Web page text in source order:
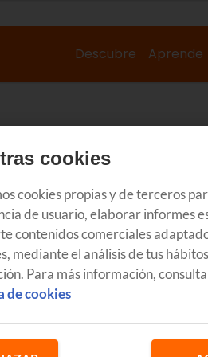
Descubre Aprende
Europea
cookies
cookies propias y de terceros
de usuario, elaborar informes
contenidos comerciales
mediante el análisis de tus
Para más información,
de cookies